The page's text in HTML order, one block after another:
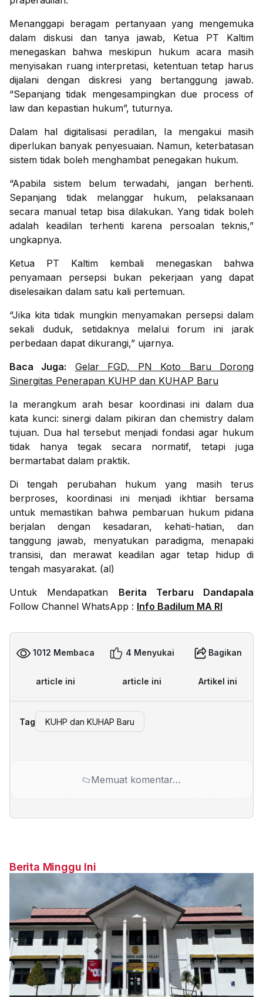
Menanggapi beragam pertanyaan yang mengemuka
dalam diskusi dan tanya jawab, Ketua PT Kaltim
menegaskan bahwa meskipun hukum acara masih
menyisakan ruang interpretasi, ketentuan tetap harus
dijalani dengan diskresi yang bertanggung jawab.
“Sepanjang tidak mengesampingkan due process of
law dan kepastian hukum”, tuturnya.
Dalam hal digitalisasi peradilan, Ia mengakui masih
diperlukan banyak penyesuaian. Namun, keterbatasan
sistem tidak boleh menghambat penegakan hukum.
“Apabila sistem belum terwadahi, jangan berhenti.
Sepanjang tidak melanggar hukum, pelaksanaan
secara manual tetap bisa dilakukan. Yang tidak boleh
adalah keadilan terhenti karena persoalan teknis,”
ungkapnya.
Ketua PT Kaltim kembali menegaskan bahwa
penyamaan persepsi bukan pekerjaan yang dapat
diselesaikan dalam satu kali pertemuan.
“Jika kita tidak mungkin menyamakan persepsi dalam
sekali duduk, setidaknya melalui forum ini jarak
perbedaan dapat dikurangi,” ujarnya.
Baca Juga:
Gelar FGD, PN Koto Baru Dorong
Sinergitas Penerapan KUHP dan KUHAP Baru
Ia merangkum arah besar koordinasi ini dalam dua
kata kunci: sinergi dalam pikiran dan chemistry dalam
tujuan. Dua hal tersebut menjadi fondasi agar hukum
tidak hanya tegak secara normatif, tetapi juga
bermartabat dalam praktik.
Di tengah perubahan hukum yang masih terus
berproses, koordinasi ini menjadi ikhtiar bersama
untuk memastikan bahwa pembaruan hukum pidana
berjalan dengan kesadaran, kehati-hatian, dan
tanggung jawab, menyatukan paradigma, menapaki
transisi, dan merawat keadilan agar tetap hidup di
tengah masyarakat. (al)
Untuk Mendapatkan Berita Terbaru Dandapala
Follow Channel WhatsApp : Info Badilum MA RI
1012 Membaca
article ini
4 Menyukai
article ini
Bagikan
Artikel ini
Tag KUHP dan KUHAP Baru
Memuat komentar…
Berita Minggu Ini